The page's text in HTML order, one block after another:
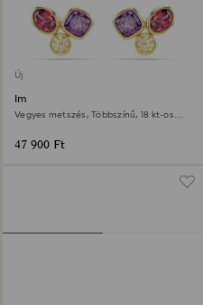
Új
Imber bedugós fülbevaló
Vegyes metszés, Többszínű, 18 kt-os
47 900 Ft